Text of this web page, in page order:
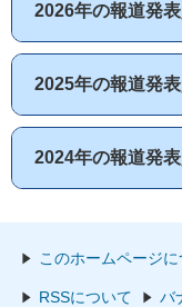
2026年の報道発
2025年の報道発
2024年の報道発
このホームページに
RSSについて バ